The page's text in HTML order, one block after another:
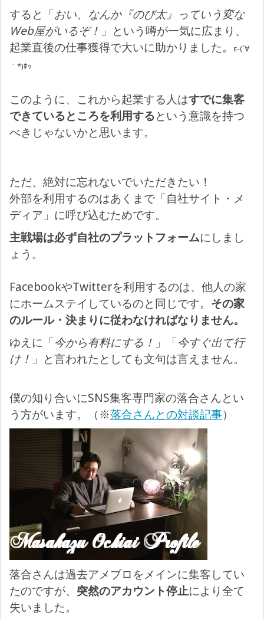
すると「おい、なんか『のび太』っていう変な
Web屋がいるぞ！ 」という噂が一気に広まり、
起業直後の仕事獲得で大いに助かりました。
ε-(´∀
｀*)ﾎｯ
このように、これから起業する人はすでに集客
できているところを利用するという意識を持つ
べきじゃないかと思います。
ただ、絶対に忘れないでいただきたい！
外部を利用するのはあくまで「自社サイト・メ
ディア」に呼び込むためです。
主戦場は必ず自社のプラットフォームにしまし
ょう。
FacebookやTwitterを利用するのは、他人の家
にホームステイしているのと同じです。 その家
のルール・決まりに従わなければなりません。
ゆえに「今から有料にする！ 」「今すぐ出て行
け！ 」と言われたとしても文句は言えません。
僕の知り合いにSNS集客専門家の落合さんとい
う方がいます。（※落合さんとの対談記事）
落合さんは過去アメブロをメインに集客してい
たのですが、 突然のアカウント停止により全て
失いました。